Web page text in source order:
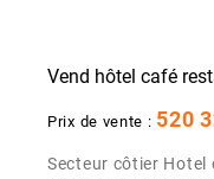
Vend hôtel café
Prix de vente : 520
Secteur côtier Hotel